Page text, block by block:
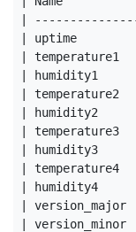
|
| uptime
|
| humidity1
|
| humidity2
|
| humidity3
|
| humidity4
|
|